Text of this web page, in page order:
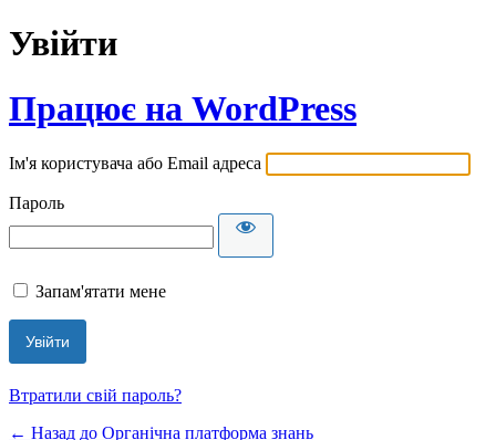
Увійти
Працює на WordPress
Ім'я користувача або Email адреса
Пароль
Запам'ятати мене
Втратили свій пароль?
← Назад до Органічна платформа знань